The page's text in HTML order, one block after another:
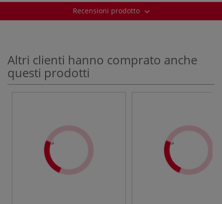
Recensioni prodotto
Altri clienti hanno comprato anche
questi prodotti